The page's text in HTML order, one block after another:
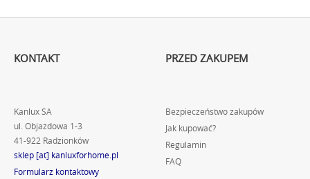
KONTAKT
Kanlux SA
ul. Objazdowa 1-3
41-922 Radzionków
sklep [at] kanluxforhome.pl
Formularz kontaktowy
PRZED ZAKUPEM
Bezpieczeństwo zakupów
Jak kupować?
Regulamin
FAQ